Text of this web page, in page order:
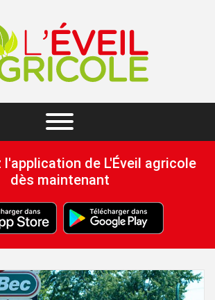
l'application de L'Éveil agricole
dès maintenant